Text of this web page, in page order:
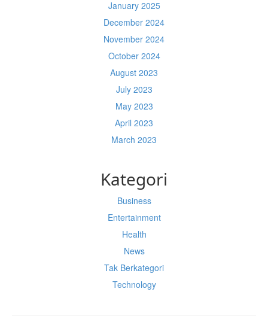
January 2025
December 2024
November 2024
October 2024
August 2023
July 2023
May 2023
April 2023
March 2023
Kategori
Business
Entertainment
Health
News
Tak Berkategori
Technology